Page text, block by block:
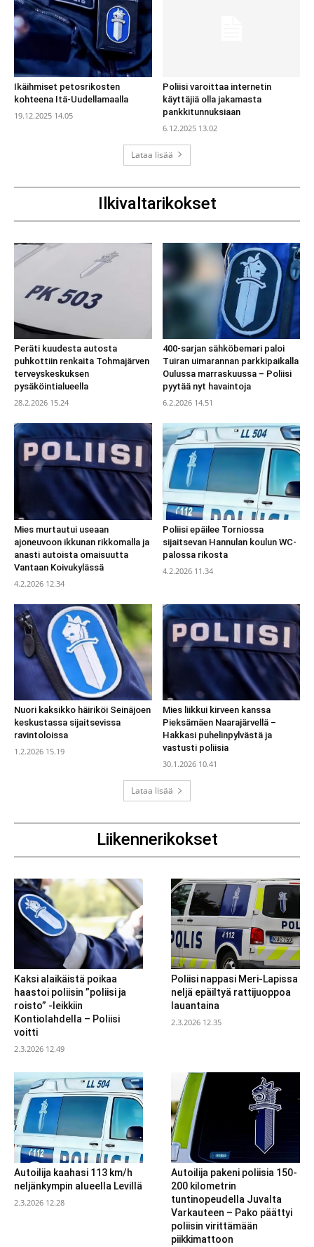
Ikäihmiset petosrikosten
kohteena Itä-Uudellamaalla
19.12.2025 14.05
Poliisi varoittaa internetin
käyttäjiä olla jakamasta
pankkitunnuksiaan
6.12.2025 13.02
Lataa lisää
Ilkivaltarikokset
Peräti kuudesta autosta
puhkottiin renkaita Tohmajärven
terveyskeskuksen
pysäköintialueella
28.2.2026 15.24
400-sarjan sähköbemari paloi
Tuiran uimarannan parkkipaikalla
Oulussa marraskuussa – Poliisi
pyytää nyt havaintoja
6.2.2026 14.51
Mies murtautui useaan
ajoneuvoon ikkunan rikkomalla ja
anasti autoista omaisuutta
Vantaan Koivukylässä
4.2.2026 12.34
Poliisi epäilee Torniossa
sijaitsevan Hannulan koulun WC-
palossa rikosta
4.2.2026 11.34
Nuori kaksikko häiriköi Seinäjoen
keskustassa sijaitsevissa
ravintoloissa
1.2.2026 15.19
Mies liikkui kirveen kanssa
Pieksämäen Naarajärvellä –
Hakkasi puhelinpylvästä ja
vastusti poliisia
30.1.2026 10.41
Lataa lisää
Liikennerikokset
Kaksi alaikäistä poikaa
haastoi poliisin ”poliisi ja
roisto” -leikkiin
Kontiolahdella – Poliisi
voitti
2.3.2026 12.49
Poliisi nappasi Meri-Lapissa
neljä epäiltyä rattijuoppoa
lauantaina
2.3.2026 12.35
Autoilija kaahasi 113 km/h
neljänkympin alueella Levillä
2.3.2026 12.28
Autoilija pakeni poliisia 150-
200 kilometrin
tuntinopeudella Juvalta
Varkauteen – Pako päättyi
poliisin virittämään
piikkimattoon